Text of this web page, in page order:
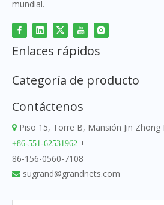
mundial.
Enlaces rápidos
Categoría de producto
Contáctenos
 Piso 15, Torre B, Mansión Jin Zhong
+86-551-62531962 +
86-156-0560-7108
 sugrand@grandnets.com